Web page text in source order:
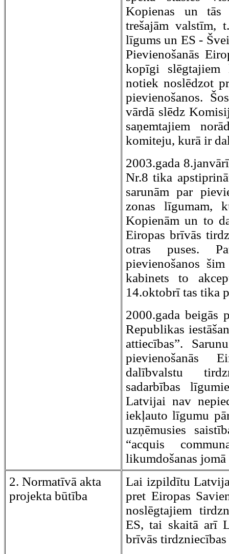
Kopienas un tās
trešajām valstīm,
līgums un ES -
Pievienošanās
kopīgi slēgtajiem
notiek noslēdzot
pievienošanos.
vārdā slēdz
saņemtajiem
komiteju, kurā ir
2003.gada
Nr.8 tika
sarunām par
zonas līgumam,
Kopienām un to
Eiropas brīvās
otras puses.
pievienošanos
kabinets to
14.oktobrī tas tika
2000.gada beigās
Republikas
attiecības”.
pievienošanās
dalībvalstu
sadarbības
Latvijai nav
iekļauto līgumu
uzņēmusies
“acquis
likumdošanas jomā
2. Normatīvā akta
projekta būtība
Lai izpildītu
pret Eiropas
noslēgtajiem
ES, tai skaitā arī
brīvās